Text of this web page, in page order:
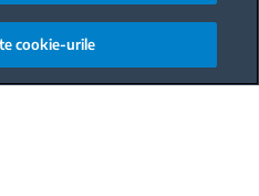
cookie-urile